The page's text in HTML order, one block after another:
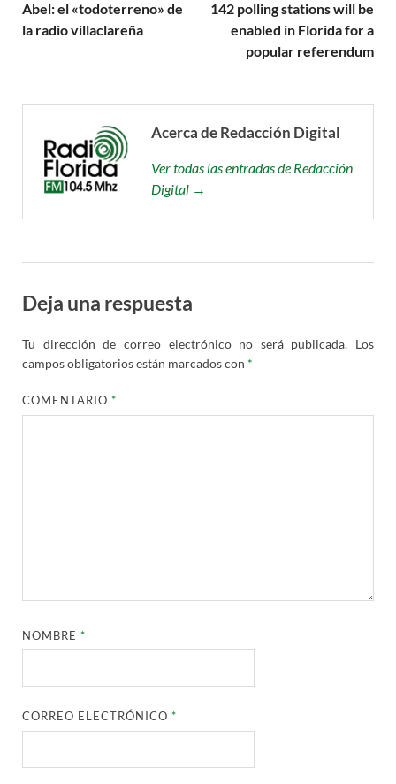
Abel: el «todoterreno» de
la radio villaclareña
142 polling stations will be
enabled in Florida for a
popular referendum
Acerca de Redacción Digital
Ver todas las entradas de Redacción
Digital →
Deja una respuesta
Tu dirección de correo electrónico no será publicada. Los
campos obligatorios están marcados con *
COMENTARIO*
NOMBRE*
CORREO ELECTRÓNICO*